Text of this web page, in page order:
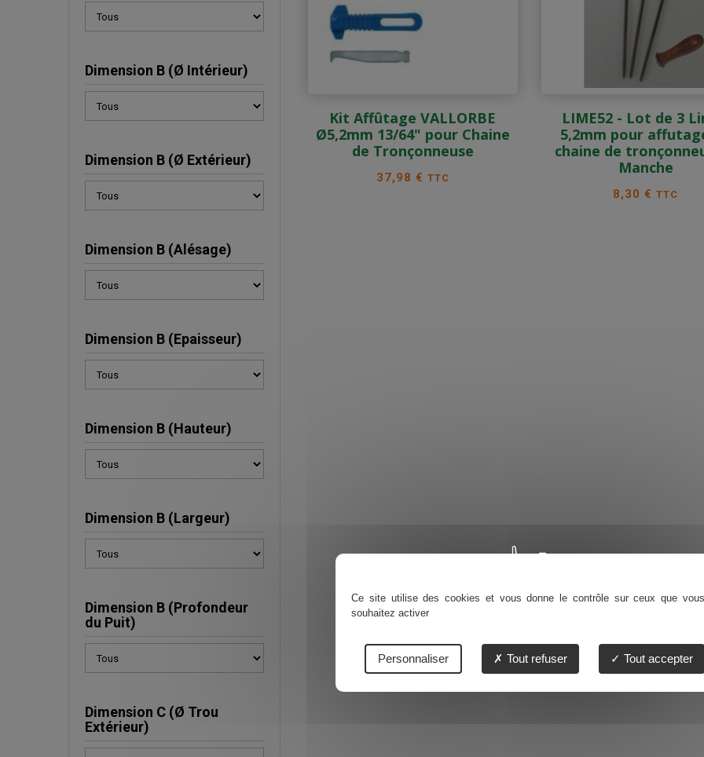
Dimension B (Ø Intérieur)
Dimension B (Ø Extérieur)
Dimension B (Alésage)
Dimension B (Epaisseur)
Dimension B (Hauteur)
Dimension B (Largeur)
Dimension B (Profondeur
du Puit)
Dimension C (Ø Trou
Extérieur)
Kit Affûtage VALLORBE
Ø5,2mm 13/64" pour Chaine
de Tronçonneuse
Prix
37,98 € TTC
LIME52 - Lot de 3
5,2mm pour
chaine de
Manche
Prix
8,30 €TTC
Ce site utilise des cookies et vous donne le contrôle sur ceux que vous
souhaitez activer
Tout accepter
Tout refuser
Personnaliser